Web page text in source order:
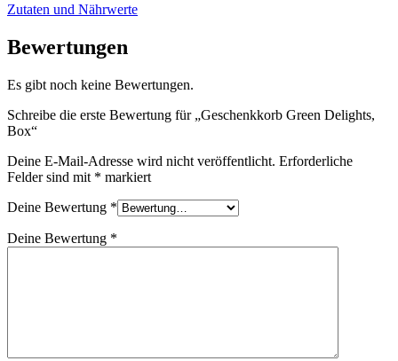
Zutaten und Nährwerte
Bewertungen
Es gibt noch keine Bewertungen.
Schreibe die erste Bewertung für „Geschenkkorb Green Delights,
Box“
Deine E-Mail-Adresse wird nicht veröffentlicht. Erforderliche
Felder sind mit * markiert
Deine Bewertung *
Deine Bewertung *